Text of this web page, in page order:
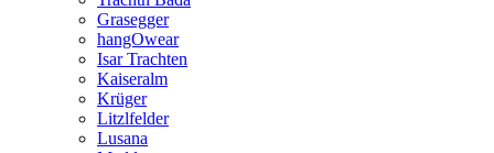
Grasegger
hangOwear
Isar Trachten
Kaiseralm
Krüger
Litzlfelder
Lusana